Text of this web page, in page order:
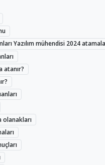
Yazılım mühendisi 2024
atanır?
olanakları